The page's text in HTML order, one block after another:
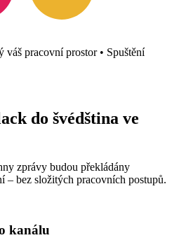
váš pracovní prostor • Spuštění
do švédština ve
zprávy budou překládány
– bez složitých pracovních postupů.
kanálu